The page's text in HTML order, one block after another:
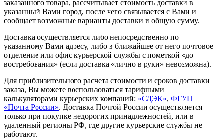
заказанного товара, рассчитывает стоимость доставки в
указанный Вами город, после чего связывается с Вами и
сообщает возможные варианты доставки и общую сумму.
Доставка осуществляется либо непосредственно по
указанному Вами адресу, либо в ближайшее от него почтовое
отделение или офис курьерской службы с пометкой «до
востребования» (если доставка «лично в руки» невозможна).
Для приблизительного расчета стоимости и сроков доставки
заказа, Вы можете воспользоваться тарифными
калькуляторами курьерских компаний: «СДЭК», ФГУП
«Почта России». Доставка Почтой России осуществляется
только при покупке недорогих принадлежностей, или в
удаленный регионы РФ, где другие курьерские службы не
работают.